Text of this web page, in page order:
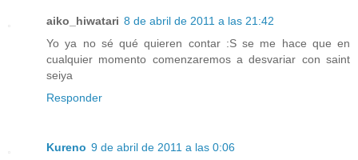
aiko_hiwatari 8 de abril de 2011 a las 21:42
Yo ya no sé qué quieren contar :S se me hace que en
cualquier momento comenzaremos a desvariar con saint
seiya
Responder
Kureno 9 de abril de 2011 a las 0:06